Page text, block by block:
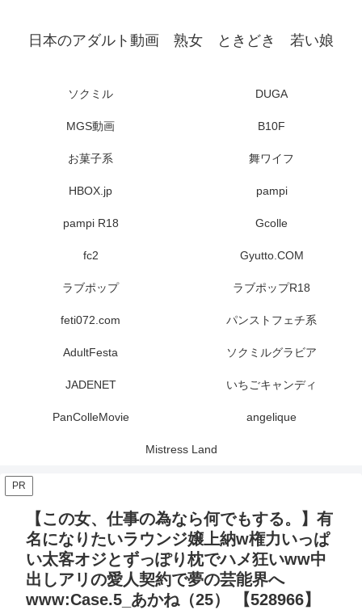
日本のアダルト動画 熟女 ときどき 若い娘
ソクミル DUGA
MGS動画 B10F
お菓子系 舞ワイフ
HBOX.jp pampi
pampi R18 Gcolle
fc2 Gyutto.COM
ラブポップ ラブポップR18
feti072.com パンストフェチ系
AdultFesta ソクミルグラビア
JADENET いちごキャンディ
PanColleMovie angelique
Mistress Land
PR
【この女、仕事の為なら何でもする。】有
名になりたいラウンジ嬢上納w権力いっぱ
い太客オジとずっぽり枕でハメ狂いww中
出しアリの愛人契約で夢の芸能界へ
www:Case.5_あかね（25） 【528966】